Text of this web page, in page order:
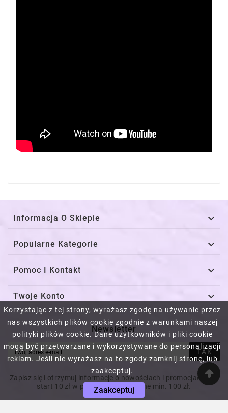
Korzystając z tej strony, wyrażasz zgodę na używanie przez
nas wszystkich plików cookie zgodnie z warunkami naszej
polityki plików cookie. Dane użytkowników i pliki cookie
mogą być przetwarzane i wykorzystywane do personalizacji
reklam. Jeśli nie wyrażasz na to zgody zamknij stronę, lub
zaakceptuj.
Zaakceptuj
Informacja O Sklepie 
Popularne Kategorie 
Pomoc I Kontakt 
Twoje Konto 
Newsletter
TAK
Zapisz się i otrzymuj informacje o nowościach i promocjach! Na
start 10 zł w prezencie! Za wydane min. 100 zł.